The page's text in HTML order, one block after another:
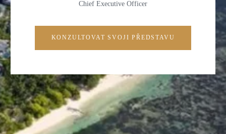
Chief Executive Officer
KONZULTOVAT SVOJI PŘEDSTAVU